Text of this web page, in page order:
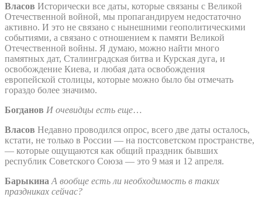
Власов Исторически все даты, которые связаны с Великой
Отечественной войной, мы пропагандируем недостаточно
активно. И это не связано с нынешними геополитическими
событиями, а связано с отношением к памяти Великой
Отечественной войны. Я думаю, можно найти много
памятных дат, Сталинградская битва и Курская дуга, и
освобождение Киева, и любая дата освобождения
европейской столицы, которые можно было бы отмечать
гораздо более значимо.
Богданов И очевидцы есть еще…
Власов Недавно проводился опрос, всего две даты осталось,
кстати, не только в России — на постсоветском пространстве,
— которые ощущаются как общий праздник бывших
республик Советского Союза — это 9 мая и 12 апреля.
Барыкина А вообще есть ли необходимость в таких
праздниках сейчас?